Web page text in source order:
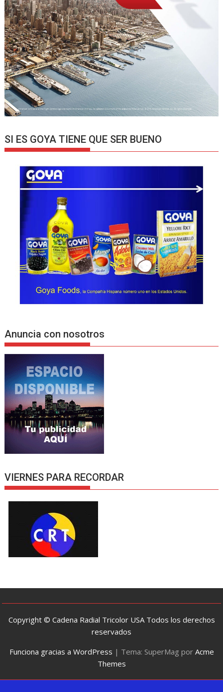
SI ES GOYA TIENE QUE SER BUENO
Anuncia con nosotros
VIERNES PARA RECORDAR
Copyright © Cadena Radial Tricolor USA Todos los derechos
reservados
Funciona gracias a WordPress | Tema: SuperMag por Acme
Themes